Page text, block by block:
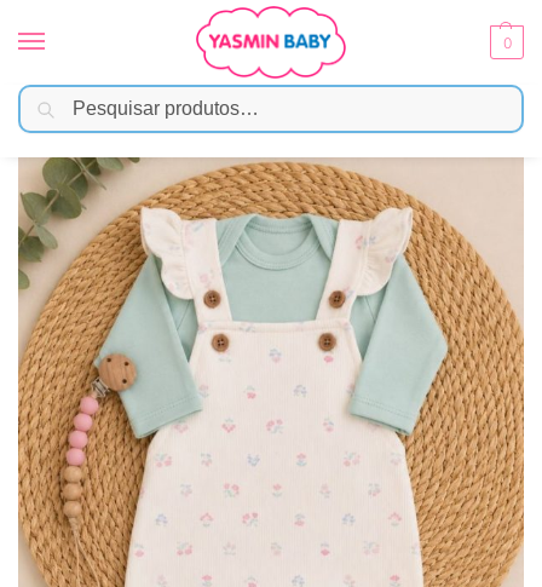
0
Início Moda Bebê / Menina / Conjunto Jardineira Estampada Flowers Garden Com Blusa Verde